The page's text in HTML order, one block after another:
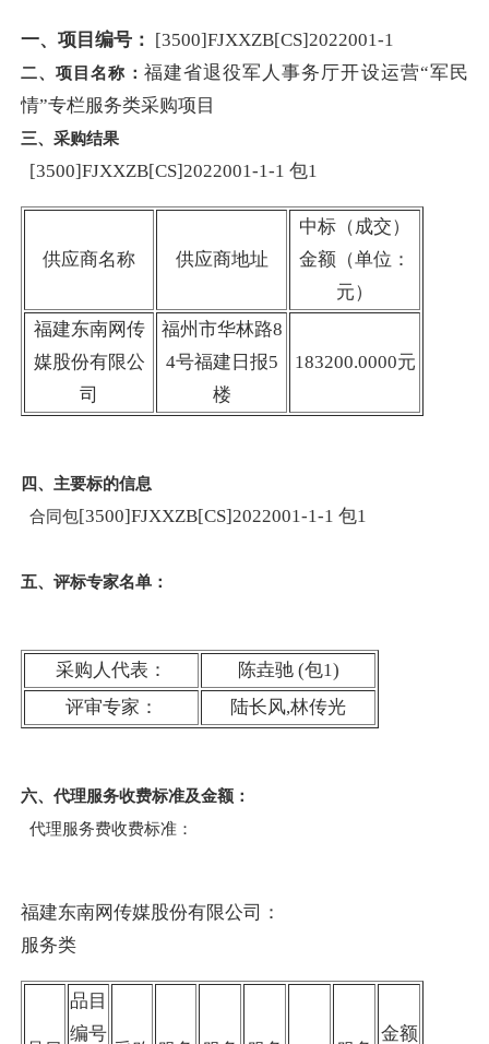
一、项目编号： [3500]FJXXZB[CS]2022001-1
二、项目名称： 福建省退役军人事务厅开设运营“军民
情”专栏服务类采购项目
三、采购结果
[3500]FJXXZB[CS]2022001-1-1 包1
供应商名称 供应商地址
中标（成交）
金额（单位：
元）
福建东南网传
媒股份有限公
司
福州市华林路8
4号福建日报5
楼
183200.0000元
四、主要标的信息
合同包[3500]FJXXZB[CS]2022001-1-1 包1
五、评标专家名单：
采购人代表：
陈垚驰 (包1)
评审专家：
陆长风,林传光
六、代理服务收费标准及金额：
代理服务费收费标准：
福建东南网传媒股份有限公司：
服务类
品目
编号
金额